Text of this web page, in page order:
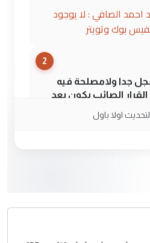
احمد الصافي : لا يوجود
بوك وتويتر
2
جدا ولامصلحة فيه
القرار الصائب يكون بعد
للعراق ومن اصول عريقة
اولا باول